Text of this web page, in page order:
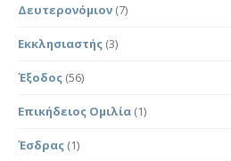
Δευτερονόμιον (7)
Εκκλησιαστής (3)
Έξοδος (56)
Επικήδειος Ομιλία (1)
Έσδρας (1)